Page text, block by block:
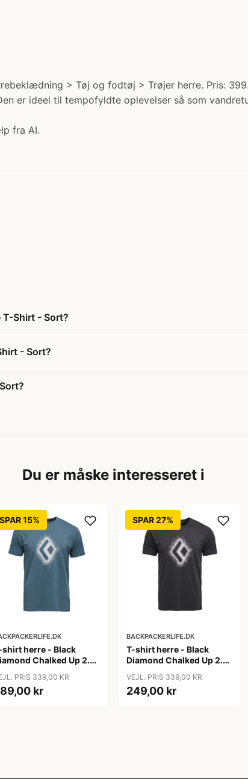
> Tøj og fodtøj > Trøjer herre. Pris:
er ideel til tempofyldte oplevelser så som
fra AI.
Shirt - Sort?
- Sort?
Du er måske interesseret i
SPAR 15%
shirt herre - Black
Chalked Up 2.0
PRIS 339,00 KR
kr
SPAR 27%
BACKPACKERLIFE.DK
T-shirt herre - Black
Diamond Chalked Up 2.0
VEJL. PRIS 339,00 KR
249,00 kr